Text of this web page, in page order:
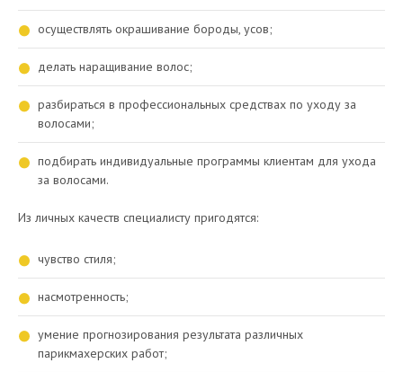
осуществлять окрашивание бороды, усов;
делать наращивание волос;
разбираться в профессиональных средствах по уходу за
волосами;
подбирать индивидуальные программы клиентам для ухода
за волосами.
Из личных качеств специалисту пригодятся:
чувство стиля;
насмотренность;
умение прогнозирования результата различных
парикмахерских работ;